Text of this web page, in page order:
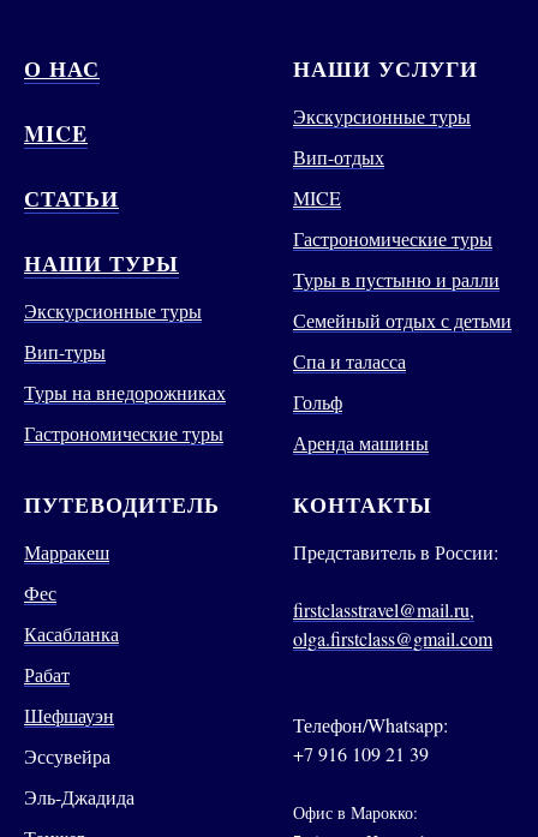
О НАС
MICE
СТАТЬИ
НАШИ ТУРЫ
Экскурсионные туры
Вип-туры
Туры на внедорожниках
Гастрономические туры
НАШИ УСЛУГИ
Экскурсионные туры
Вип-отдых
MICE
Гастрономические туры
Туры в пустыню и ралли
Семейный отдых с детьми
Спа и таласса
Гольф
Аренда машины
ПУТЕВОДИТЕЛЬ
Марракеш
Фес
Касабланка
Рабат
Шефшауэн
Эссувейра
Эль-Джадида
КОНТАКТЫ
Представитель в России:
firstclasstravel@mail.ru,
olga.firstclass@gmail.com
Телефон/Whatsapp:
+7 916 109 21 39
Офис в Марокко: